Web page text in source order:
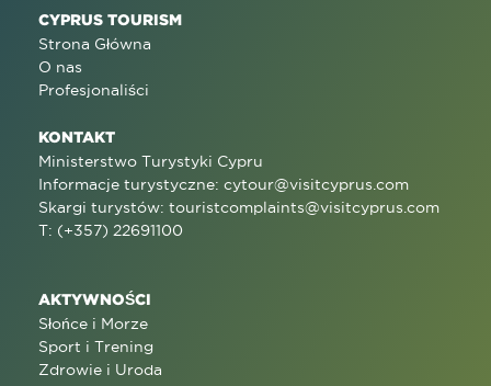
CYPRUS TOURISM
Strona Główna
O nas
Profesjonaliści
KONTAKT
Ministerstwo Turystyki Cypru
Informacje turystyczne: cytour@visitcyprus.com
Skargi turystów: touristcomplaints@visitcyprus.com
T: (+357) 22691100
AKTYWNOŚCI
Słońce i Morze
Sport i Trening
Zdrowie i Uroda